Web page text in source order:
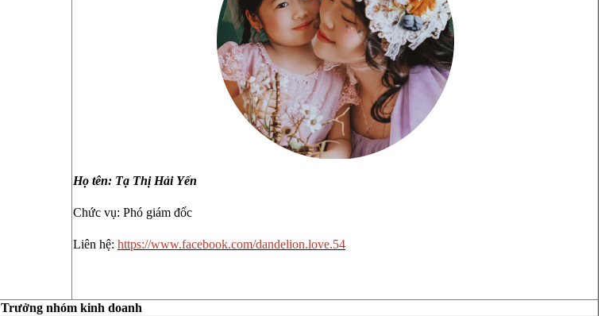
Họ tên: Tạ Thị Hải Yến
Chức vụ: Phó giám đốc
Liên hệ: https://www.facebook.com/dandelion.love.54
Trưởng nhóm kinh doanh